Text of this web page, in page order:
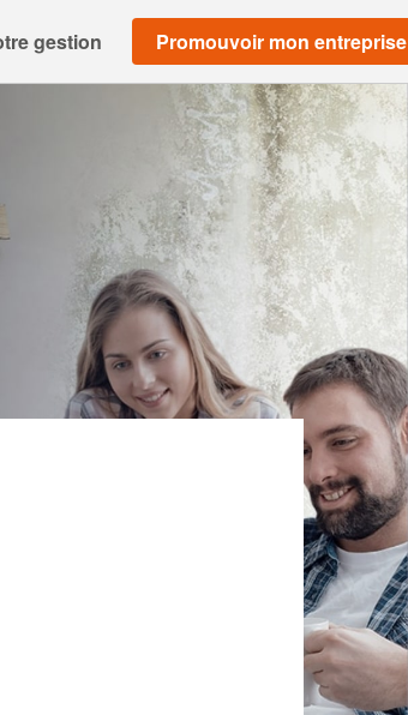
gestion Promouvoir mon entreprise